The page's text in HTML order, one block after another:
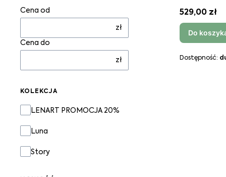
Cena od
zł
Cena do
zł
KOLEKCJA
Kolekcja
LENART PROMOCJA 20%
Luna
Story
529,00 zł
Do
Dostępność: